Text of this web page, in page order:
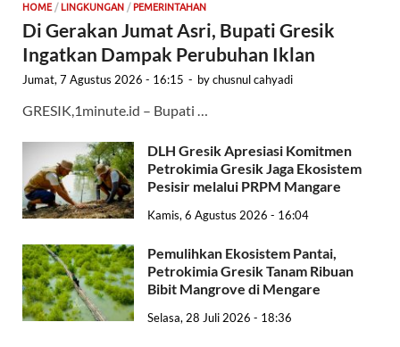
HOME / LINGKUNGAN / PEMERINTAHAN
Di Gerakan Jumat Asri, Bupati Gresik
Ingatkan Dampak Perubuhan Iklan
Jumat, 7 Agustus 2026 - 16:15 - bychusnul cahyadi
GRESIK,1minute.id – Bupati …
DLH Gresik Apresiasi Komitmen
Petrokimia Gresik Jaga Ekosistem
Pesisir melalui PRPM Mangare
Kamis, 6 Agustus 2026 - 16:04
Pemulihkan Ekosistem Pantai,
Petrokimia Gresik Tanam Ribuan
Bibit Mangrove di Mengare
Selasa, 28 Juli 2026 - 18:36